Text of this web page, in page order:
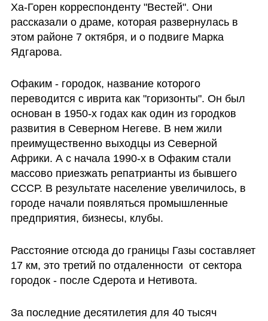
Ха-Горен корреспонденту "Вестей". Они
рассказали о драме, которая развернулась в
этом районе 7 октября, и о подвиге Марка
Ядгарова.
Офаким - городок, название которого
переводится с иврита как "горизонты". Он был
основан в 1950-х годах как один из городков
развития в Северном Негеве. В нем жили
преимущественно выходцы из Северной
Африки. А с начала 1990-х в Офаким стали
массово приезжать репатрианты из бывшего
СССР. В результате население увеличилось, в
городе начали появляться промышленные
предприятия, бизнесы, клубы.
Расстояние отсюда до границы Газы составляет
17 км, это третий по отдаленности  от сектора
городок - после Сдерота и Нетивота.
За последние десятилетия для 40 тысяч